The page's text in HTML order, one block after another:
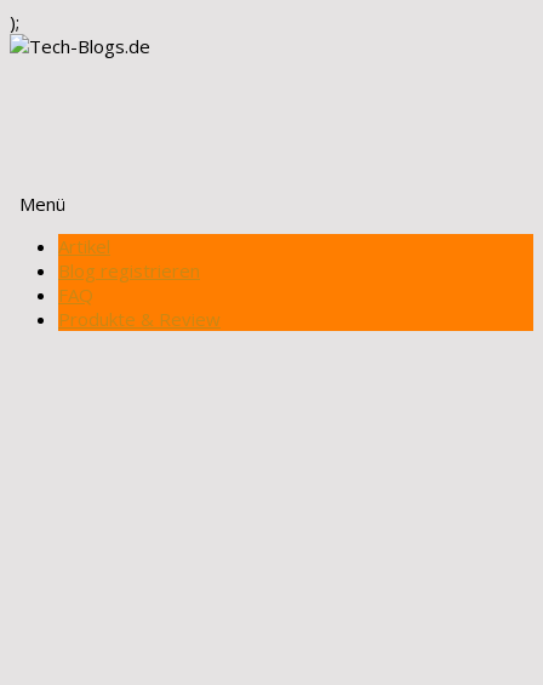
);
Menü
Zum
Inhalt
springen
Artikel
Blog registrieren
FAQ
Produkte & Review